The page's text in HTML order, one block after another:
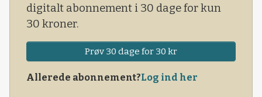
digitalt abonnement i 30 dage for kun
30 kroner.
Prøv 30 dage for 30 kr
Allerede abonnement?Log ind her